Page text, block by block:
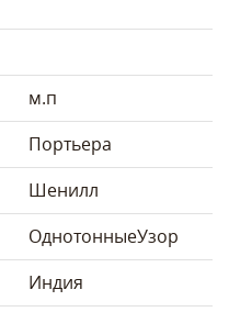
м.п
Портьера
Шенилл
ОднотонныеУзор
Индия